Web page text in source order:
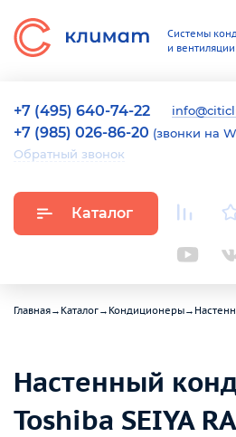
Системы
и вентиляции
+7 (495) 640-74-22
+7 (985) 026-86-20 (звонки на
Обратный звонок
Каталог
Главная→ Каталог→ Кондиционеры→
Настенный
Toshiba SEIYA